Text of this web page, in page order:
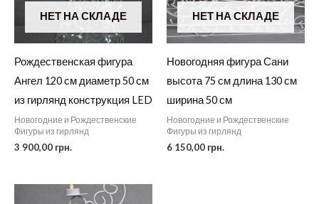
НЕТ НА СКЛАДЕ
Рождественская фигура
Ангел 120 см диаметр 50 см
из гирлянд конструкция LED
Новогодние и Рождественские
Фигуры из гирлянд
3 900,00 грн.
НЕТ НА СКЛАДЕ
Новогодняя фигура Сани
высота 75 см длина 130 см
ширина 50 см
Новогодние и Рождественские
Фигуры из гирлянд
6 150,00 грн.